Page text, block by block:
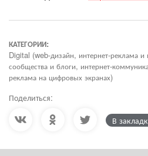
КАТЕГОРИИ:
Digital (web-дизайн, интернет-реклама
сообщества и блоги, интернет-
реклама на цифровых экранах)
Поделиться:
В